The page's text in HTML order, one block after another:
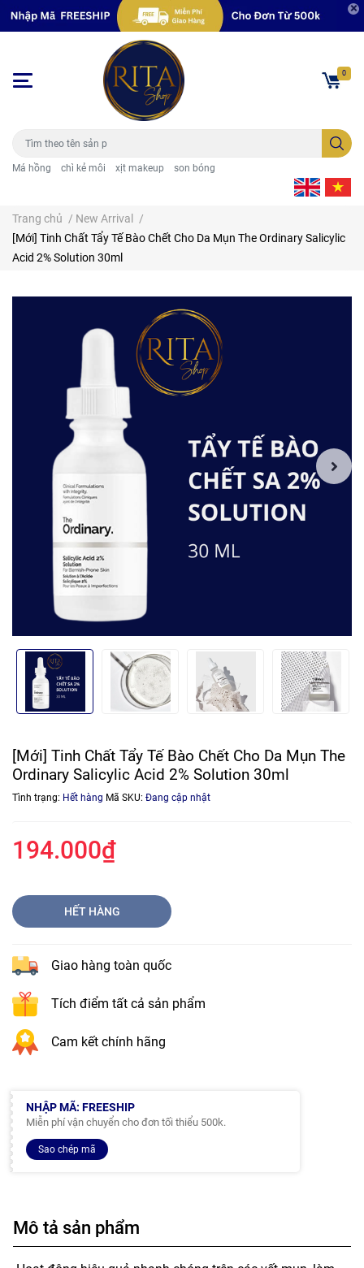
Má hồng chì kẻ môi xịt makeup son bóng
0
Trang chủ / New Arrival
/
[Mới] Tinh Chất Tẩy Tế Bào Chết Cho Da Mụn The Ordinary Salicylic
Acid 2% Solution 30ml
[Mới] Tinh Chất Tẩy Tế Bào Chết Cho Da Mụn The
Ordinary Salicylic Acid 2% Solution 30ml
Tình trạng: Hết hàng Mã SKU: Đang cập nhật
194.000₫
HẾT HÀNG
Giao hàng toàn quốc
Tích điểm tất cả sản phẩm
Cam kết chính hãng
NHẬP MÃ: FREESHIP
Miễn phí vận chuyển cho đơn tối thiểu 500k.
Sao chép mã
Mô tả sản phẩm